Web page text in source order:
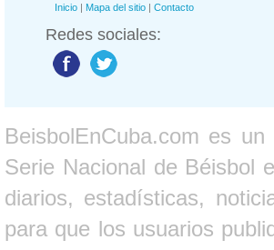
Inicio | Mapa del sitio | Contacto
Redes sociales:
BeisbolEnCuba.com es
Serie Nacional de Béisbol
diarios, estadísticas,
para que los usuarios